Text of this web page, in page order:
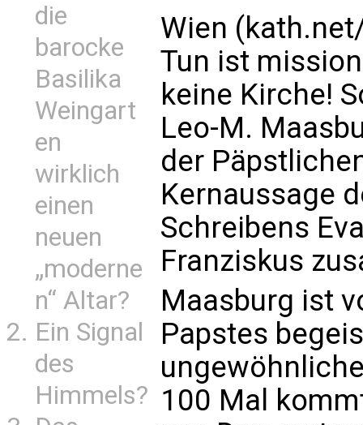
die
barocke
Basilika
Weingart
en
wirklich
einen
neuen
„moderne
n“ Altar?
Ein Signal
des
Himmels?
Wien
Tun ist
keine Kirche!
Leo-M.
der
Kernaussage
Schreibens
Franziskus
Maasburg ist
Papstes
100 Mal